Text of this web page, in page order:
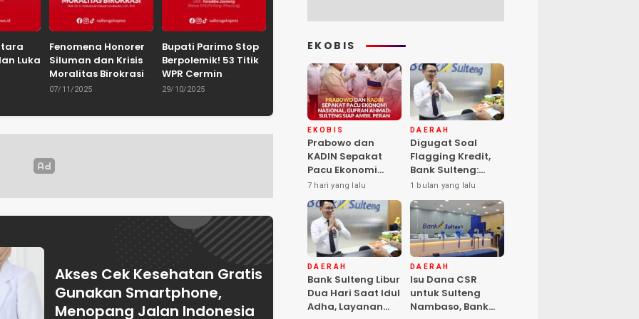
Luka
Fenomena Honorer
Siluman dan Krisis
Moralitas Birokrasi
Oleh: Dr. H.
Hidayat
07/11/2025
Bupati Parimo Stop
Berpolemik! 53 Titik
WPR Cermin
Retaknya Tata
Pemerintahan
29/10/2025
Akses Cek Kesehatan Gratis
Gunakan Smartphone,
Menopang Jalan Indonesia
EKOBIS
EKOBIS
Prabowo dan
KADIN Sepakat
Pacu Ekonomi
Nasional, Gufran
Ahmad: Sulteng
Siap Ambil Peran
7 hari yang lalu
DAERAH
Digugat Soal
Flagging Kredit,
Bank Sulteng:
Kebijakan Berlaku
untuk Seluruh
Debitur ASN
1 bulan yang lalu
DAERAH
Bank Sulteng Libur
Dua Hari Saat Idul
Adha, Layanan
DAERAH
Isu Dana CSR
untuk Sulteng
Nambaso, Bank